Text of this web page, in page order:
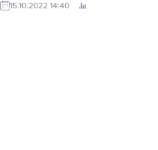
EasyCep, 4 bin metrekarelik tesis
15.10.2022 14:40